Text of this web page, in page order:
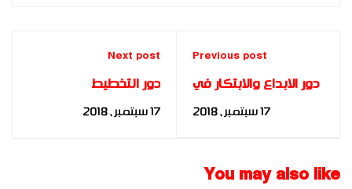
Previous post
دور الابداع والابتكار في
وسام عبد العال
17 سبتمبر، 2018
Next post
دور التخطيط
17 سبتمبر، 2018
You may also like